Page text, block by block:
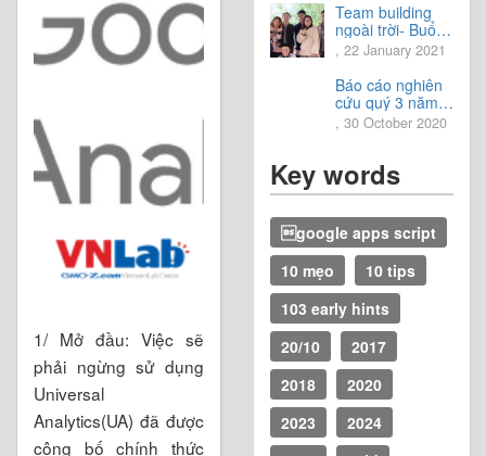
1/ Mở đầu: Việc sẽ
phải ngừng sử dụng
Universal
Analytics(UA) đã được
công bố chính thức
Team building
ngoài trời- Buổi
trải nghiệm tuyệt
vời.
, 22 January 2021
Báo cáo nghiên
cứu quý 3 năm
2020
, 30 October 2020
Key words
google apps script
10 mẹo
10 tips
103 early hints
20/10
2017
2018
2020
2023
2024